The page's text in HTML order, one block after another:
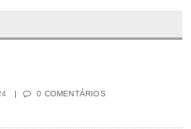
0 COMENTÁRIOS